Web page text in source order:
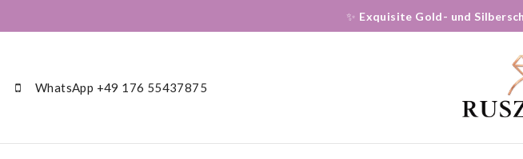
✨ Exquisite Gold- und
WhatsApp +49 176 55437875